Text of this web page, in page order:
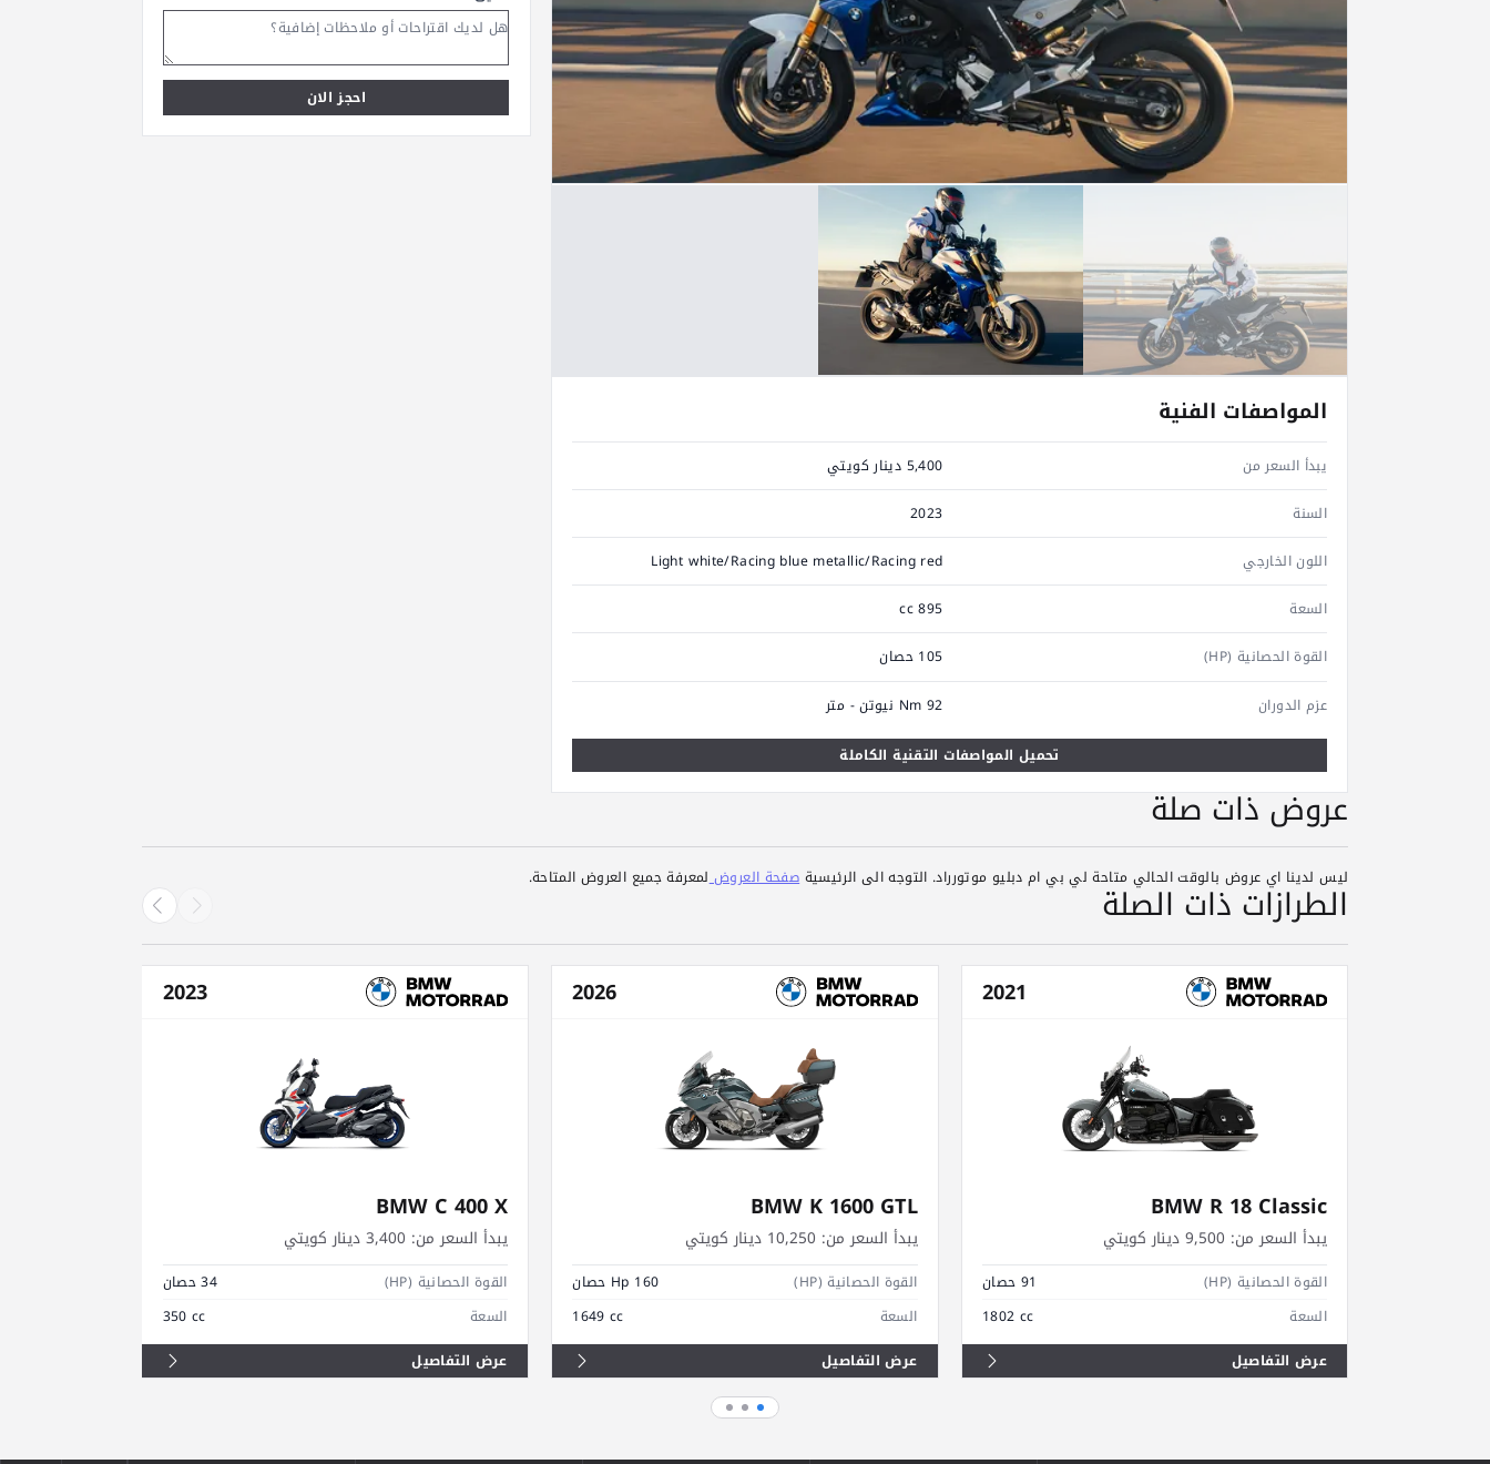
المواصفات الفنية
يبدأ السعر من
5,400 دينار كويتي
السنة
2023
اللون الخارجي
Light white/Racing blue metallic/Racing red
السعة
895 cc
القوة الحصانية (HP)
105 حصان
عزم الدوران
92 Nm نيوتن - متر
تحميل المواصفات التقنية الكاملة
احجز الان
عروض ذات صلة
ليس لدينا اي عروض بالوقت الحالي متاحة لي بي ام دبليو موتورراد. التوجه الى الرئيسيةصفحة العروضلمعرفة جميع العروض المتاحة. الطرازات ذات الصلة
2021
BMW R 18 Classic
يبدأ السعر من:
القوة الحصانية (HP)
91 حصان
السعة
1802 cc
عرض التفاصيل
2026
BMW K 1600 GTL
يبدأ السعر من:
القوة الحصانية (HP)
160 Hp حصان
السعة
1649 cc
عرض التفاصيل
2023
BMW C 400 X
يبدأ السعر من:
القوة الحصانية (HP)
34 حصان
السعة
350 cc
عرض التفاصيل